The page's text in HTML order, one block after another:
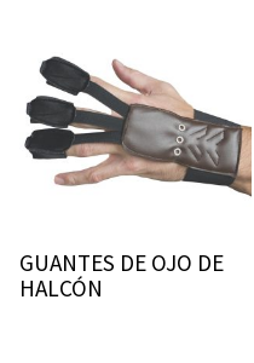
GUANTES DE OJO DE
HALCÓN